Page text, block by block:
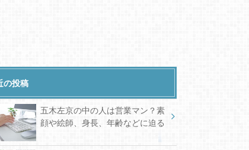
の投稿
五木左京の中の人は営業マン？素
顔や絵師、身長、年齢などに迫る